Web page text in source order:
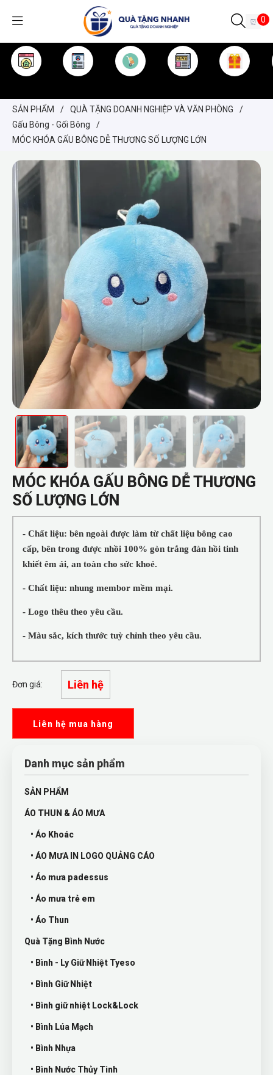
0
SẢN PHẨM / QUÀ TẶNG DOANH NGHIỆP VÀ VĂN PHÒNG
/
Gấu Bông - Gối Bông
/
MÓC KHÓA GẤU BÔNG DỄ THƯƠNG SỐ LƯỢNG LỚN
MÓC KHÓA GẤU BÔNG DỄ THƯƠNG
SỐ LƯỢNG LỚN
- Chất liệu: bên ngoài được làm từ chất liệu bông cao
cấp, bên trong được nhồi 100% gòn trắng đàn hồi tinh
khiết êm ái, an toàn cho sức khoẻ.
- Chất liệu: nhung membor mềm mại.
- Logo thêu theo yêu cầu.
- Màu sắc, kích thước tuỳ chỉnh theo yêu cầu.
Đơn giá: Liên hệ
Liên hệ mua hàng
Danh mục sản phẩm
SẢN PHẨM
ÁO THUN & ÁO MƯA
• Áo Khoác
• ÁO MƯA IN LOGO QUẢNG CÁO
• Áo mưa padessus
• Áo mưa trẻ em
• Áo Thun
Quà Tặng Bình Nước
• Bình - Ly Giữ Nhiệt Tyeso
• Bình Giữ Nhiệt
• Bình giữ nhiệt Lock&Lock
• Bình Lúa Mạch
• Bình Nhựa
• Bình Nước Thủy Tinh